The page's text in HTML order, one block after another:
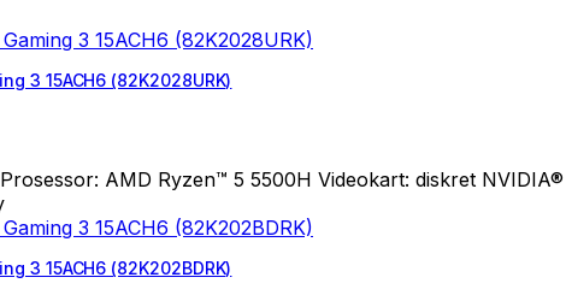
3 15ACH6 (82K2028URK)
AMD Ryzen™ 5 5500H Videokart: diskret
3 15ACH6 (82K202BDRK)